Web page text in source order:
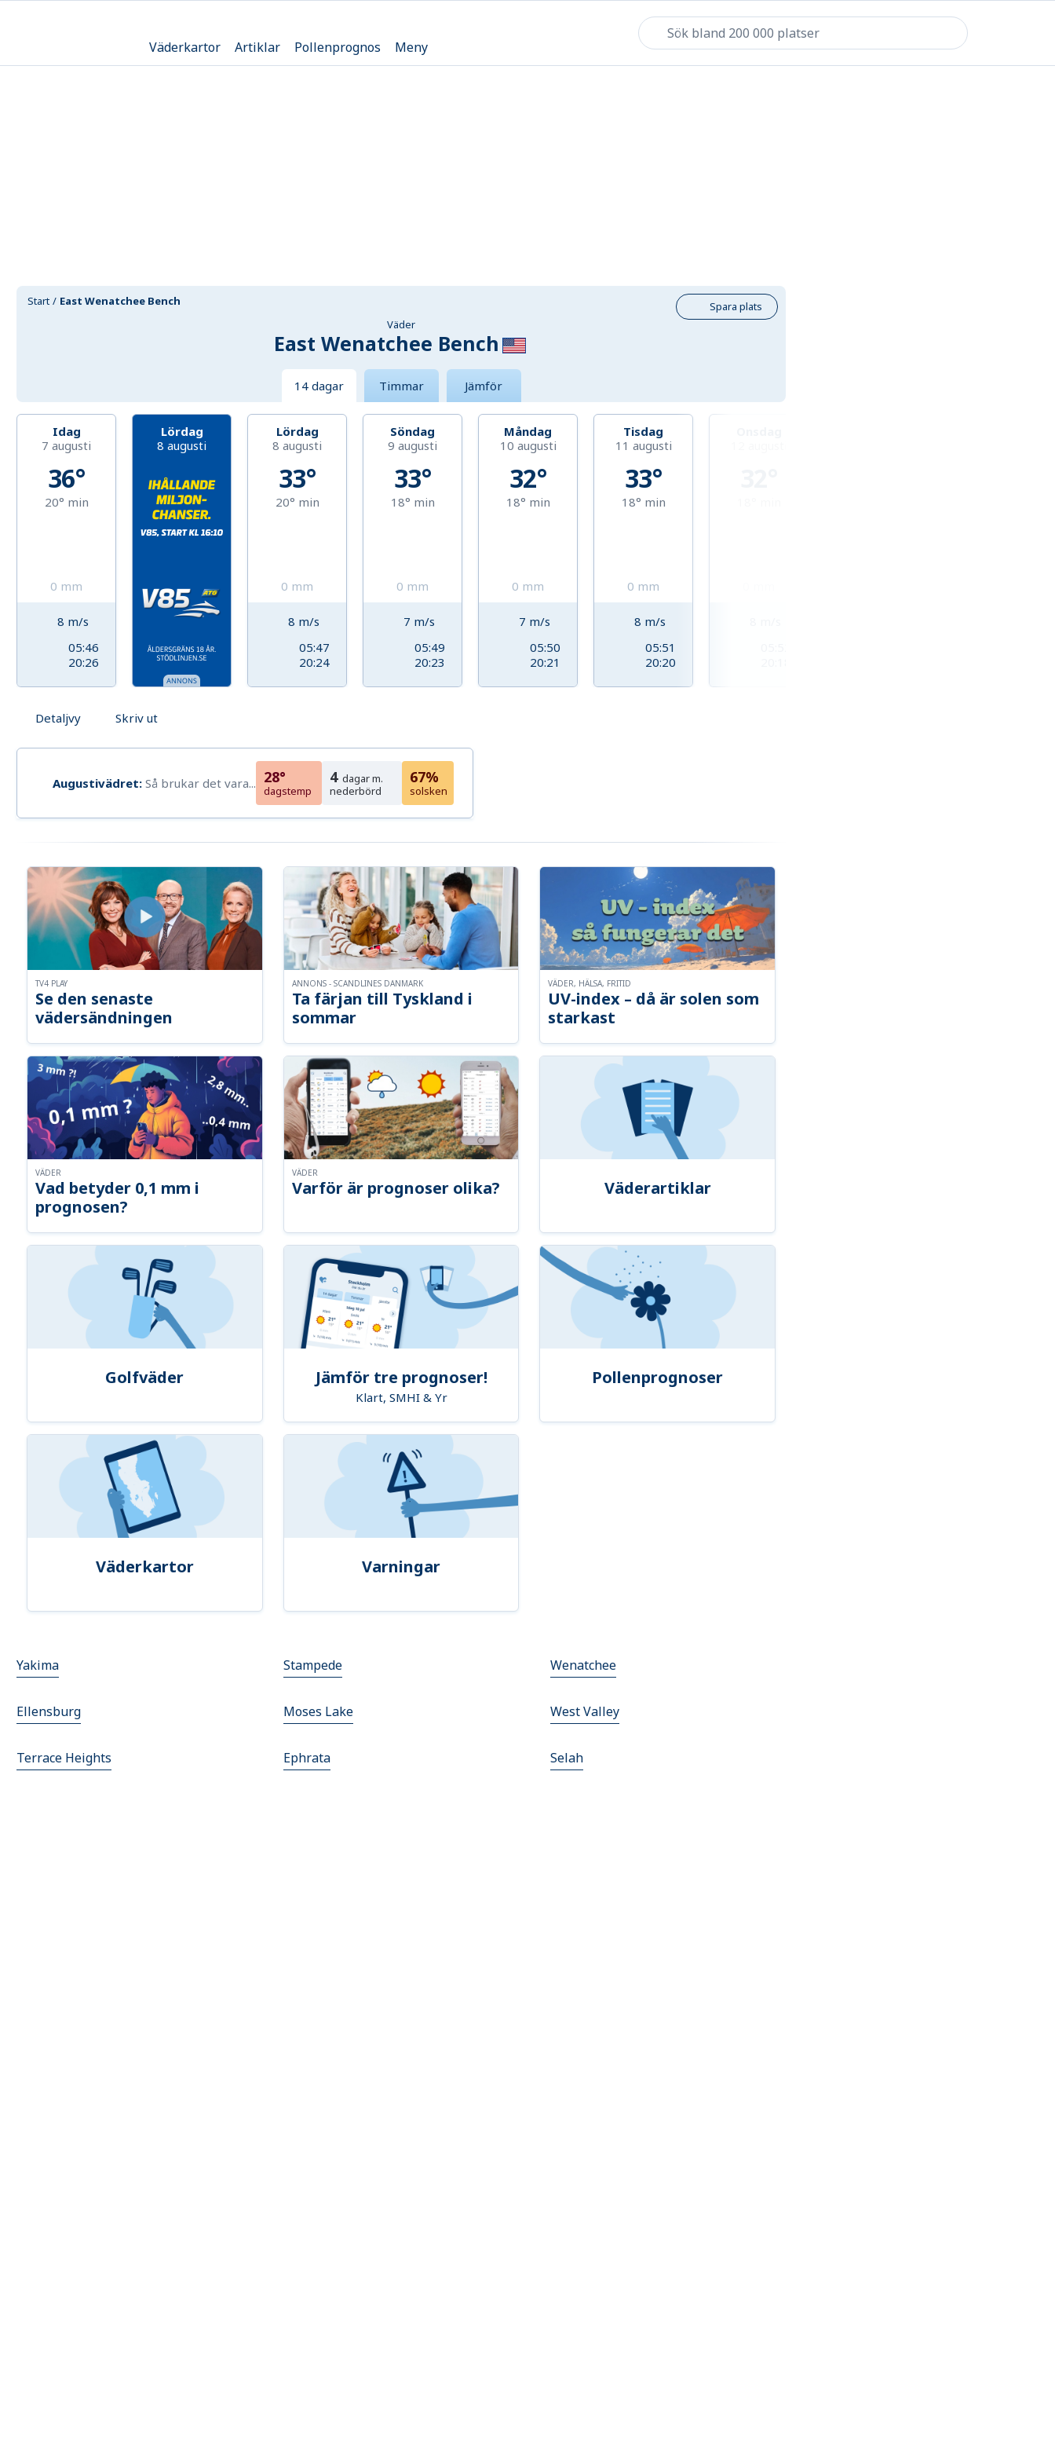
Väderkartor Artiklar Pollenprognos Meny
Start East Wenatchee Bench
Spara plats
Väder
East Wenatchee Bench
14 dagar Timmar Jämför
Idag
7 augusti
36°
20° min
0 mm
8 m/s
05:46
20:26
Lördag
8 augusti
Lördag
8 augusti
33°
20° min
0 mm
8 m/s
05:47
20:24
Söndag
9 augusti
33°
18° min
0 mm
7 m/s
05:49
20:23
Måndag
10 augusti
32°
18° min
0 mm
7 m/s
05:50
20:21
Tisdag
11 augusti
33°
18° min
0 mm
8 m/s
05:51
20:20
Detaljvy Skriv ut
Augustivädret: Så brukar det vara... 28°
dagstemp
4 dagar m.
nederbörd
67%
solsken
Se den senaste
vädersändningen
TV4 PLAY
Ta färjan till Tyskland i
sommar
ANNONS - SCANDLINES DANMARK
UV-index – då är solen som
starkast
VÄDER, HÄLSA, FRITID
Vad betyder 0,1 mm i
prognosen?
VÄDER
Varför är prognoser olika?
VÄDER
Väderartiklar
Golfväder Jämför tre prognoser!
Klart, SMHI & Yr
Pollenprognoser
Väderkartor Varningar
Yakima Stampede Wenatchee
Ellensburg Moses Lake West Valley
Terrace Heights Ephrata Selah